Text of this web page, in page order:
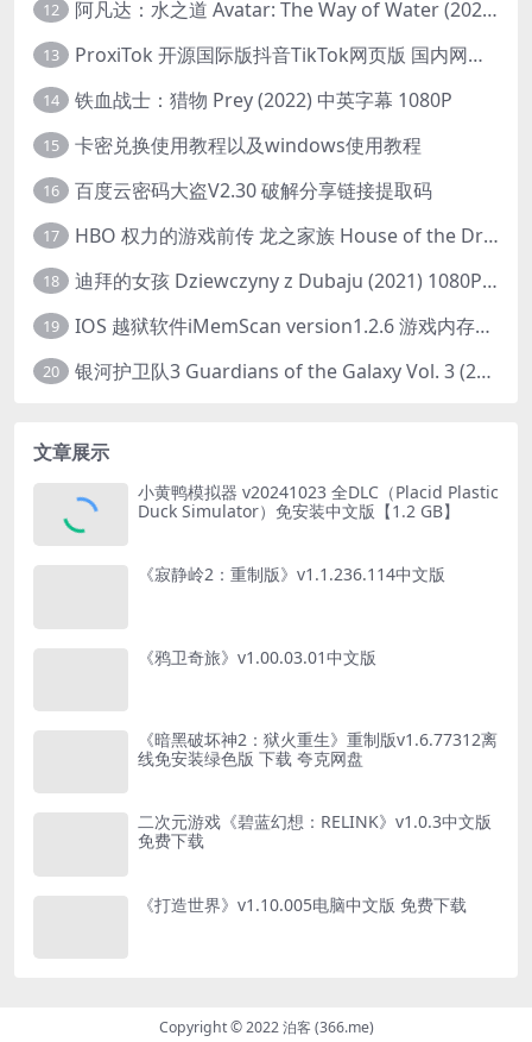
12 阿凡达：水之道 Avatar: The Way of Water (2022) 1080p 2k 4k 中文字幕
13 ProxiTok 开源国际版抖音TikTok网页版 国内网络直连
14 铁血战士：猎物 Prey (2022) 中英字幕 1080P
15 卡密兑换使用教程以及windows使用教程
16 百度云密码大盗V2.30 破解分享链接提取码
17 HBO 权力的游戏前传 龙之家族 House of the Dragon (2022) 中字 1080P 更新4集
18 迪拜的女孩 Dziewczyny z Dubaju (2021) 1080P 中字
19 IOS 越狱软件iMemScan version1.2.6 游戏内存修改器
20 银河护卫队3 Guardians of the Galaxy Vol. 3 (2023)4K高清资源1080p只分享精品
文章展示
小黄鸭模拟器 v20241023 全DLC（Placid Plastic
Duck Simulator）免安装中文版【1.2 GB】
《寂静岭2：重制版》v1.1.236.114中文版
《鸦卫奇旅》v1.00.03.01中文版
《暗黑破坏神2：狱火重生》重制版v1.6.77312离
线免安装绿色版 下载 夸克网盘
二次元游戏《碧蓝幻想：RELINK》v1.0.3中文版
免费下载
《打造世界》v1.10.005电脑中文版 免费下载
Copyright © 2022 泊客 (366.me)